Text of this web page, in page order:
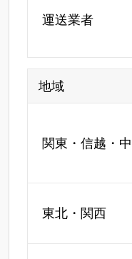
運送業者
地域
関東・信越・
東北・関西